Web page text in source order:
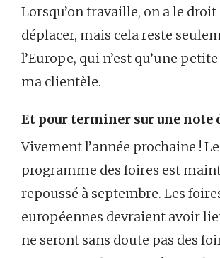
Lorsqu’on travaille, on a le droit
déplacer, mais cela reste
l’Europe, qui n’est qu’une
ma clientèle.
Et pour terminer sur une note
Vivement l’année prochaine ! Le
programme des foires est
repoussé à septembre. Les
européennes devraient avoir
ne seront sans doute pas des